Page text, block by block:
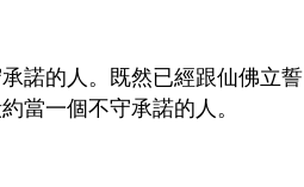
諾的人。既然已經跟仙佛立誓
當一個不守承諾的人。